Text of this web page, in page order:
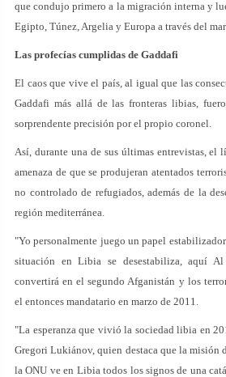
que condujo primero a la migración interna y
Egipto, Túnez, Argelia y Europa a través del
Las profecías cumplidas de Gaddafi
El caos que vive el país, al igual que las
Gaddafi más allá de las fronteras libias,
sorprendente precisión por el propio coronel.
Así, durante una de sus últimas entrevistas,
amenaza de que se produjeran atentados
no controlado de refugiados, además de la
región mediterránea.
"Yo personalmente juego un papel
situación en Libia se desestabiliza, aquí
convertirá en el segundo Afganistán y los
el entonces mandatario en marzo de 2011.
"La esperanza que vivió la sociedad libia en
Gregori Lukiánov, quien destaca que la misión
la ONU ve en Libia todos los signos de una